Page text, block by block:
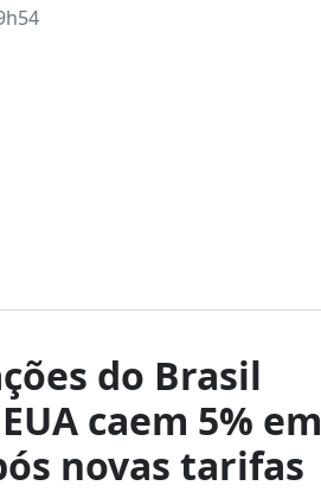
do Brasil
caem 5% em
novas tarifas